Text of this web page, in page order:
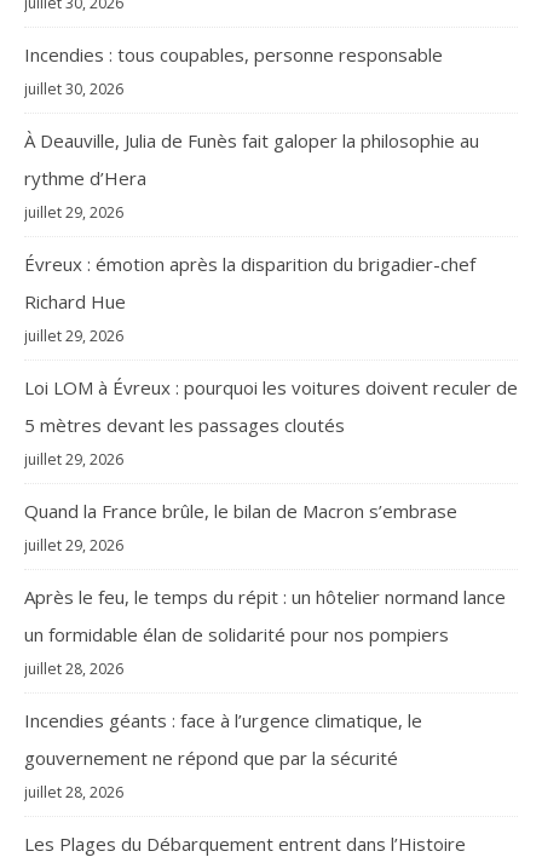
Incendies : tous coupables, personne responsable
juillet 30, 2026
À Deauville, Julia de Funès fait galoper la philosophie au
rythme d’Hera
juillet 29, 2026
Évreux : émotion après la disparition du brigadier-chef
Richard Hue
juillet 29, 2026
Loi LOM à Évreux : pourquoi les voitures doivent reculer de
5 mètres devant les passages cloutés
juillet 29, 2026
Quand la France brûle, le bilan de Macron s’embrase
juillet 29, 2026
Après le feu, le temps du répit : un hôtelier normand lance
un formidable élan de solidarité pour nos pompiers
juillet 28, 2026
Incendies géants : face à l’urgence climatique, le
gouvernement ne répond que par la sécurité
juillet 28, 2026
Les Plages du Débarquement entrent dans l’Histoire